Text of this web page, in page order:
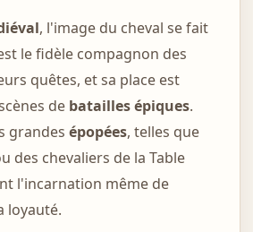
, l'image du cheval se fait
le fidèle compagnon des
quêtes, et sa place est
de batailles épiques.
grandes épopées, telles que
des chevaliers de la Table
l'incarnation même de
loyauté.